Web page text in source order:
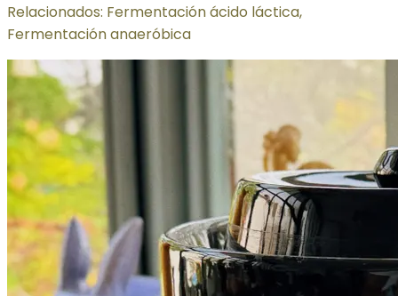
Relacionados: Fermentación ácido láctica,
Fermentación anaeróbica